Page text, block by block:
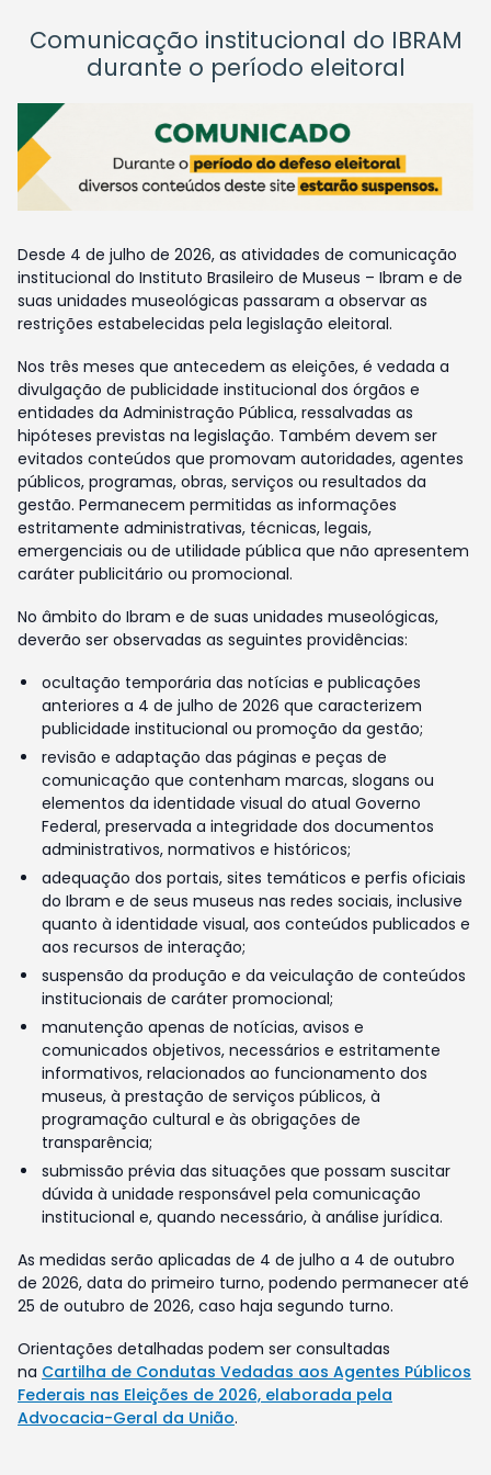
Comunicação institucional do IBRAM
durante o período eleitoral
Desde 4 de julho de 2026, as atividades de comunicação
institucional do Instituto Brasileiro de Museus – Ibram e de
suas unidades museológicas passaram a observar as
restrições estabelecidas pela legislação eleitoral.
Nos três meses que antecedem as eleições, é vedada a
divulgação de publicidade institucional dos órgãos e
entidades da Administração Pública, ressalvadas as
hipóteses previstas na legislação. Também devem ser
evitados conteúdos que promovam autoridades, agentes
públicos, programas, obras, serviços ou resultados da
gestão. Permanecem permitidas as informações
estritamente administrativas, técnicas, legais,
emergenciais ou de utilidade pública que não apresentem
caráter publicitário ou promocional.
No âmbito do Ibram e de suas unidades museológicas,
deverão ser observadas as seguintes providências:
ocultação temporária das notícias e publicações
anteriores a 4 de julho de 2026 que caracterizem
publicidade institucional ou promoção da gestão;
revisão e adaptação das páginas e peças de
comunicação que contenham marcas, slogans ou
elementos da identidade visual do atual Governo
Federal, preservada a integridade dos documentos
administrativos, normativos e históricos;
adequação dos portais, sites temáticos e perfis oficiais
do Ibram e de seus museus nas redes sociais, inclusive
quanto à identidade visual, aos conteúdos publicados e
aos recursos de interação;
suspensão da produção e da veiculação de conteúdos
institucionais de caráter promocional;
manutenção apenas de notícias, avisos e
comunicados objetivos, necessários e estritamente
informativos, relacionados ao funcionamento dos
museus, à prestação de serviços públicos, à
programação cultural e às obrigações de
transparência;
submissão prévia das situações que possam suscitar
dúvida à unidade responsável pela comunicação
institucional e, quando necessário, à análise jurídica.
As medidas serão aplicadas de 4 de julho a 4 de outubro
de 2026, data do primeiro turno, podendo permanecer até
25 de outubro de 2026, caso haja segundo turno.
Orientações detalhadas podem ser consultadas
na Cartilha de Condutas Vedadas aos Agentes Públicos
Federais nas Eleições de 2026, elaborada pela
Advocacia-Geral da União.